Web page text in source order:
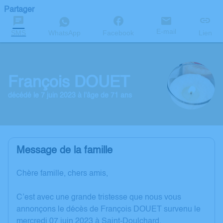
Partager
SMS WhatsApp Facebook E-mail Lien
François DOUET
décédé le 7 juin 2023 à l'âge de 71 ans
Message de la famille
Chère famille, chers amis,
C’est avec une grande tristesse que nous vous
annonçons le décès de François DOUET survenu le